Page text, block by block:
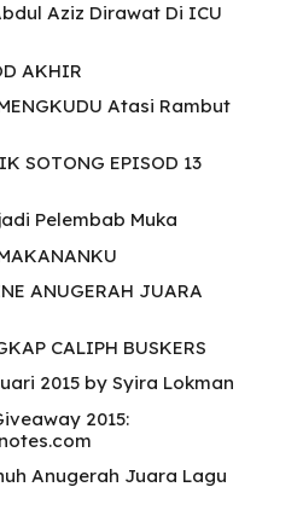
Aziz Dirawat Di ICU
AKHIR
Atasi Rambut
SOTONG EPISOD 13
Pelembab Muka
ANUGERAH JUARA
CALIPH BUSKERS
2015 by Syira Lokman
2015:
Anugerah Juara Lagu